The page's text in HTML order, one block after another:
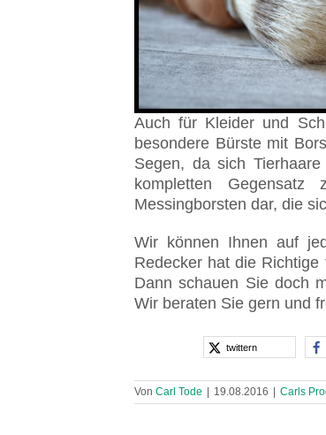
Auch für Kleider und
besondere Bürste mit
Segen, da sich
kompletten
Messingborsten dar, die
Wir können Ihnen auf
Redecker hat die
Dann schauen Sie doch
Wir beraten Sie gern und
twittern
Von Carl Tode 19.08.2016 Carls